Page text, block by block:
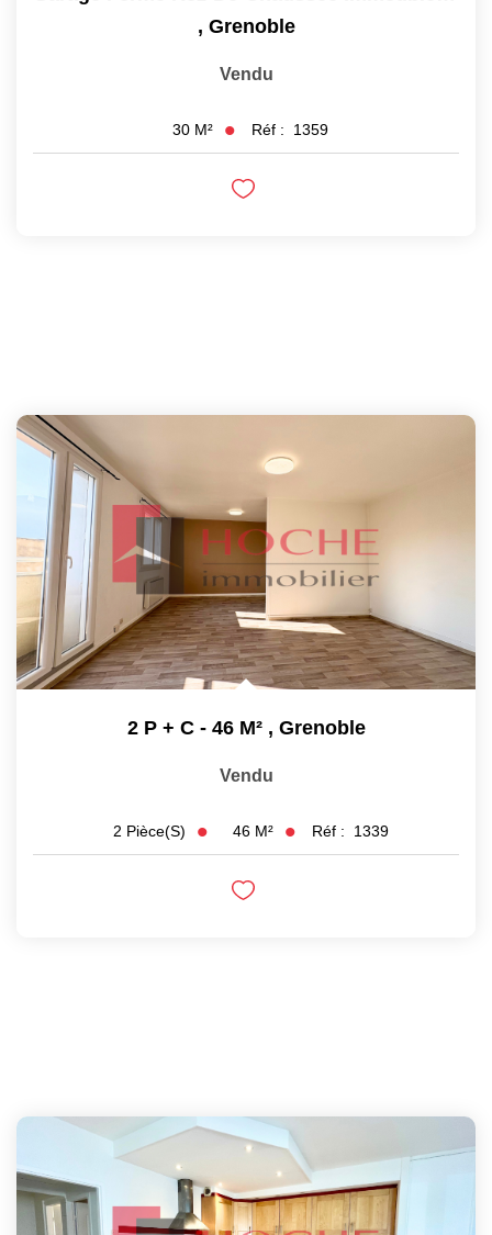
, Grenoble
Vendu
30 M² Réf : 1359
2 P + C - 46 M² , Grenoble
Vendu
2 Pièce(s) 46 M² Réf : 1339